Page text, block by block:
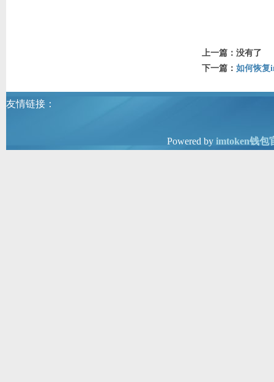
上一篇：没有了
下一篇： 如何恢复
友情链接：
Powered by imtoken钱包